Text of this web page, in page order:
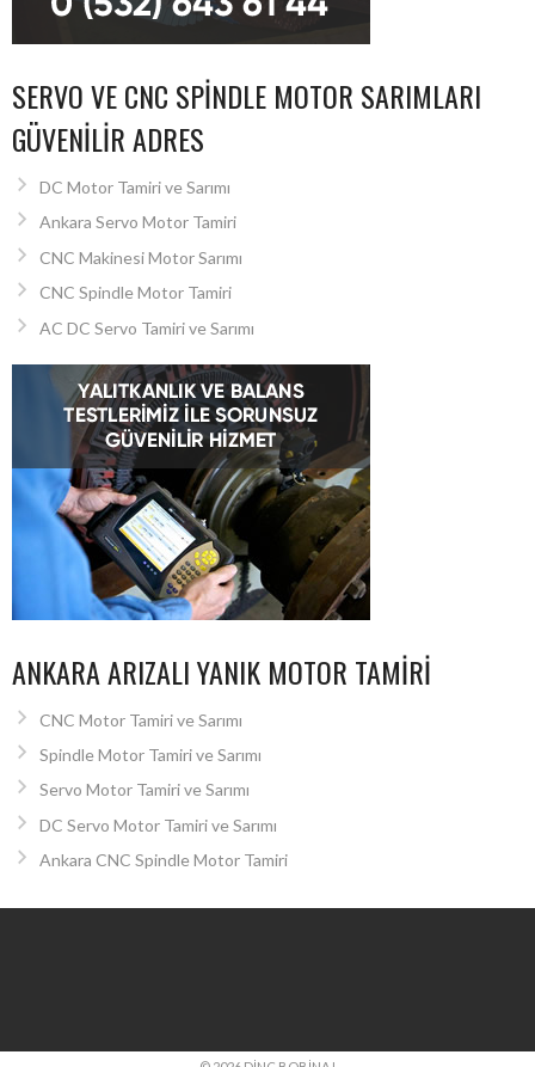
SERVO VE CNC SPINDLE MOTOR SARIMLARI
GÜVENILIR ADRES
DC Motor Tamiri ve Sarımı
Ankara Servo Motor Tamiri
CNC Makinesi Motor Sarımı
CNC Spindle Motor Tamiri
AC DC Servo Tamiri ve Sarımı
ANKARA ARIZALI YANIK MOTOR TAMIRI
CNC Motor Tamiri ve Sarımı
Spindle Motor Tamiri ve Sarımı
Servo Motor Tamiri ve Sarımı
DC Servo Motor Tamiri ve Sarımı
Ankara CNC Spindle Motor Tamiri